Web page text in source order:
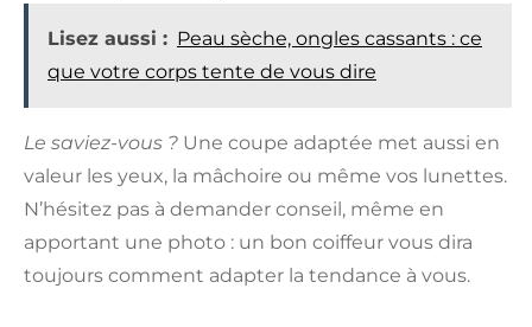
Lisez aussi : Peau sèche, ongles cassants : ce
que votre corps tente de vous dire
Le saviez-vous ? Une coupe adaptée met aussi en
valeur les yeux, la mâchoire ou même vos lunettes.
N’hésitez pas à demander conseil, même en
apportant une photo : un bon coiffeur vous dira
toujours comment adapter la tendance à vous.